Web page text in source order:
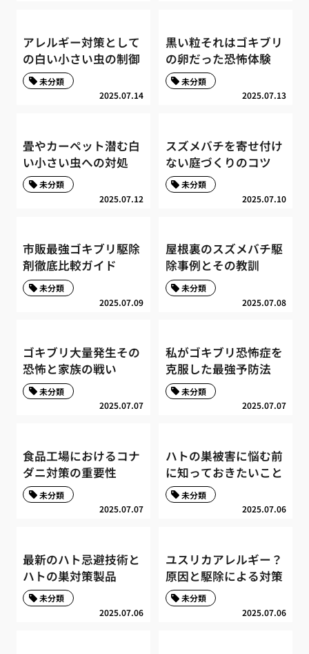
アレルギー対策として
の白い小さい虫の制御
2025.07.14
未分類
黒い粒それはゴキブリ
の卵だった恐怖体験
2025.07.13
未分類
畳やカーペット潜む白
い小さい虫への対処
2025.07.12
未分類
スズメバチを寄せ付け
ない庭づくりのコツ
2025.07.10
未分類
市販最強ゴキブリ駆除
剤徹底比較ガイド
2025.07.09
未分類
屋根裏のスズメバチ駆
除事例とその教訓
2025.07.08
未分類
ゴキブリ大量発生その
恐怖と家族の戦い
2025.07.07
未分類
私がゴキブリ恐怖症を
克服した最強予防法
2025.07.07
未分類
食品工場におけるコナ
ダニ対策の重要性
2025.07.07
未分類
ハトの巣被害に悩む前
に知っておきたいこと
2025.07.06
未分類
最新のハト忌避技術と
ハトの巣対策製品
2025.07.06
未分類
ユスリカアレルギー？
原因と駆除による対策
2025.07.06
未分類